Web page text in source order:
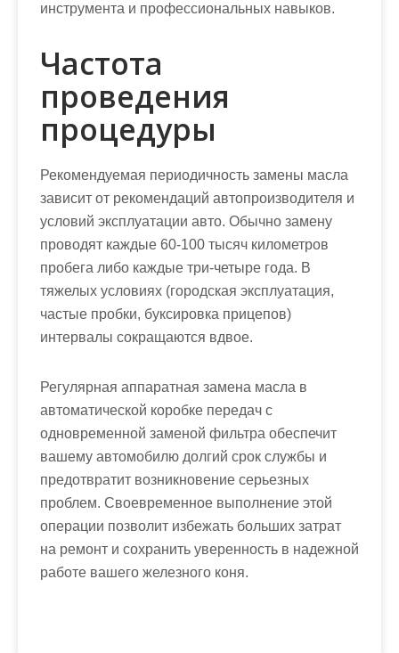
инструмента и профессиональных навыков.
Частота
проведения
процедуры
Рекомендуемая периодичность замены масла
зависит от рекомендаций автопроизводителя и
условий эксплуатации авто. Обычно замену
проводят каждые 60-100 тысяч километров
пробега либо каждые три-четыре года. В
тяжелых условиях (городская эксплуатация,
частые пробки, буксировка прицепов)
интервалы сокращаются вдвое.
Регулярная аппаратная замена масла в
автоматической коробке передач с
одновременной заменой фильтра обеспечит
вашему автомобилю долгий срок службы и
предотвратит возникновение серьезных
проблем. Своевременное выполнение этой
операции позволит избежать больших затрат
на ремонт и сохранить уверенность в надежной
работе вашего железного коня.